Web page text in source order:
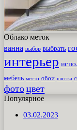
Облако меток
ванна выбор выбрать
интерьер
мебель место обои плитка
фотоцвет
Популярное
03.02.2023